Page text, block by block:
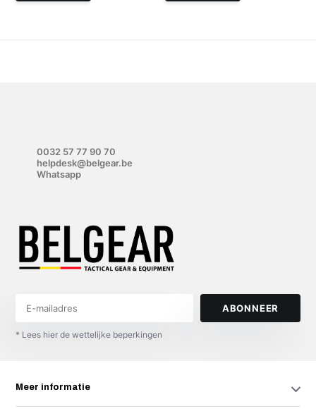
0032 57 77 90 70
helpdesk@belgear.be
Whatsapp
ABONNEER
* Lees hier de wettelijke beperkingen
Meer informatie